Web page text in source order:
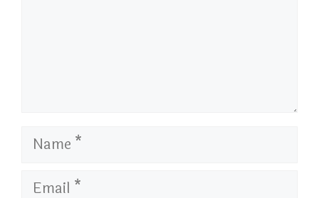
Name
Email